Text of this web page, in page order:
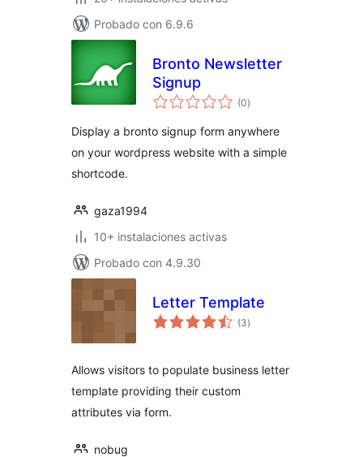
Probado con 6.9.6
Bronto Newsletter
Signup
(0total
de
)
Display a bronto signup form anywhere
on your wordpress website with a simple
shortcode.
gaza1994
10+ instalaciones activas
Probado con 4.9.30
Letter Template
(3total
de
)
Allows visitors to populate business letter
template providing their custom
attributes via form.
nobug